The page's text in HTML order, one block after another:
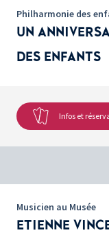
Philharmonie des
UN
DES ENFANTS
Infos et
Musicien au Musée
ETIENNE